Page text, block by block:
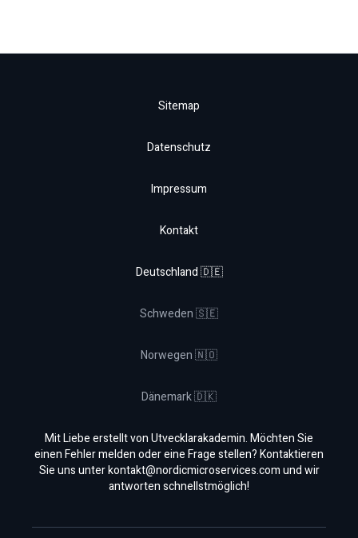
Sitemap
Datenschutz
Impressum
Kontakt
Deutschland 🇩🇪
Schweden 🇸🇪
Norwegen 🇳🇴
Dänemark 🇩🇰
Mit Liebe erstellt von Utvecklarakademin. Möchten Sie
einen Fehler melden oder eine Frage stellen? Kontaktieren
Sie uns unterkontakt@nordicmicroservices.comund wir
antworten schnellstmöglich!